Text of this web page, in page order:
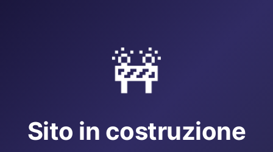
🚧
Sito in costruzione